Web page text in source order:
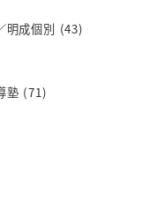
明成個別 (43)
塾 (71)